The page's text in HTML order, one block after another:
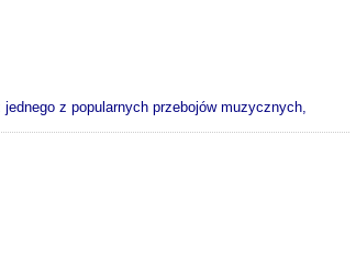
z popularnych przebojów muzycznych,